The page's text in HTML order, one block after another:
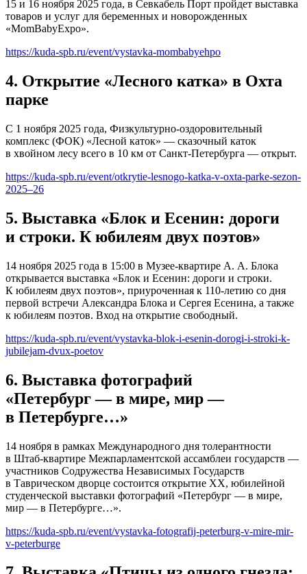
15 и 16 ноября 2025 года, в Севкабель Порт пройдет выставка
товаров и услуг для беременных и новорожденных
«MomBabyExpo».
https://kuda-spb.ru/event/vystavka-mombabyehpo
4. Открытие «Лесного катка» в Охта
парке
С 1 ноября 2025 года, Физкультурно-оздоровительный
комплекс (ФОК) «Лесной каток» — сказочный каток
в хвойном лесу всего в 10 км от Санкт-Петербурга — открыт.
https://kuda-spb.ru/event/otkrytie-lesnogo-katka-v-oxta-parke-sezon-
2025–26
5. Выставка «Блок и Есенин: дороги
и строки. К юбилеям двух поэтов»
14 ноября 2025 года в 15:00 в Музее-квартире А. А. Блока
открывается выставка «Блок и Есенин: дороги и строки.
К юбилеям двух поэтов», приуроченная к 110-летию со дня
первой встречи Александра Блока и Сергея Есенина, а также
к юбилеям поэтов. Вход на открытие свободный.
https://kuda-spb.ru/event/vystavka-blok-i-esenin-dorogi-i-stroki-k-
jubilejam-dvux-poetov
6. Выставка фотографий
«Петербург — в мире, мир —
в Петербурге…»
14 ноября в рамках Международного дня толерантности
в Штаб‑квартире Межпарламентской ассамблеи государств —
участников Содружества Независимых Государств
в Таврическом дворце состоится открытие XX, юбилейной
студенческой выставки фотографий «Петербург — в мире,
мир — в Петербурге…».
https://kuda-spb.ru/event/vystavka-fotografij-peterburg-v-mire-mir-
v-peterburge